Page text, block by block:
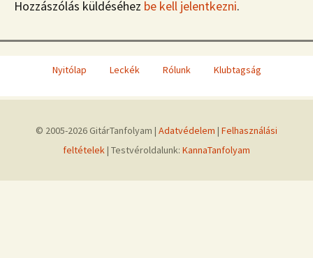
Hozzászólás küldéséhez be kell jelentkezni.
Nyitólap Leckék Rólunk Klubtagság
© 2005-2026 GitárTanfolyam | Adatvédelem | Felhasználási
feltételek | Testvéroldalunk: KannaTanfolyam